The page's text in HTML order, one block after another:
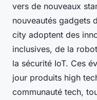
vers de nouveaux
nouveautés gadgets
city adoptent des
inclusives, de la
la sécurité IoT. Ces
jour produits high
communauté tech,